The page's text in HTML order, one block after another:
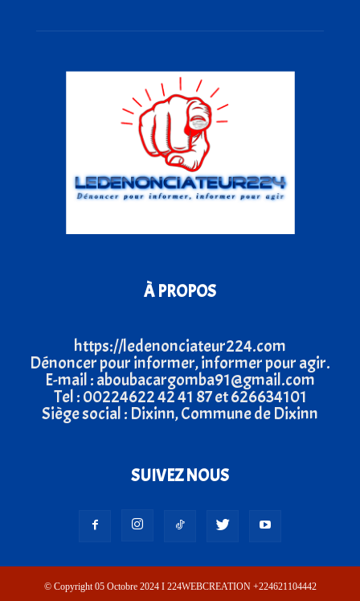
À PROPOS
https://ledenonciateur224.com
Dénoncer pour informer, informer pour agir.
E-mail : aboubacargomba91@gmail.com
Tel : 00224622 42 41 87 et 626634101
Siège social : Dixinn, Commune de Dixinn
SUIVEZ NOUS
© Copyright 05 Octobre 2024 I 224WEBCREATION +224621104442